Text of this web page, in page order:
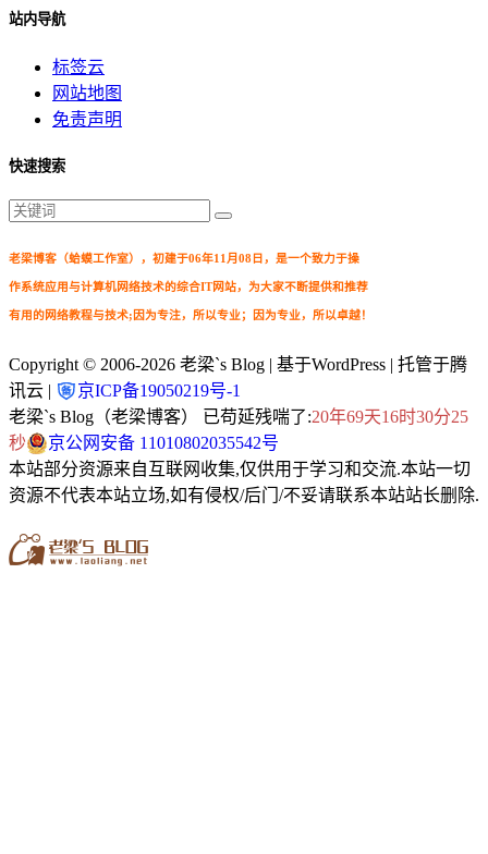
站内导航
标签云
网站地图
免责声明
快速搜索
老梁博客（蛤蟆工作室），初建于06年11月08日，是一个致力于操
作系统应用与计算机网络技术的综合IT网站，为大家不断提供和推荐
有用的网络教程与技术;因为专注，所以专业；因为专业，所以卓越！
Copyright © 2006-2026 老梁`s Blog | 基于WordPress | 托管于腾
讯云 |
京ICP备19050219号-1
老梁`s Blog（老梁博客） 已苟延残喘了:20年69天16时30分26
秒
京公网安备 11010802035542号
本站部分资源来自互联网收集,仅供用于学习和交流.本站一切
资源不代表本站立场,如有侵权/后门/不妥请联系本站站长删除.